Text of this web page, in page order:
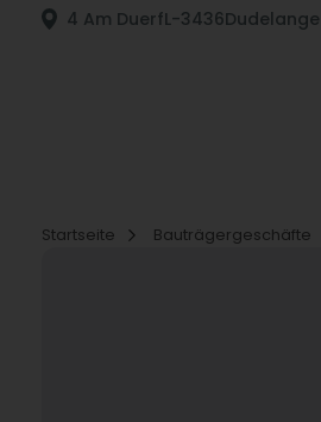
4 Am DuerfL-3436
Startseite
Bauträgergeschäfte